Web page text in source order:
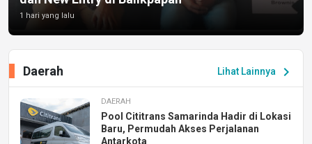
1 hari yang lalu
Lihat Lainnya chevron_right
Daerah
DAERAH
Pool Cititrans Samarinda Hadir di Lokasi
Baru, Permudah Akses Perjalanan
Antarkota